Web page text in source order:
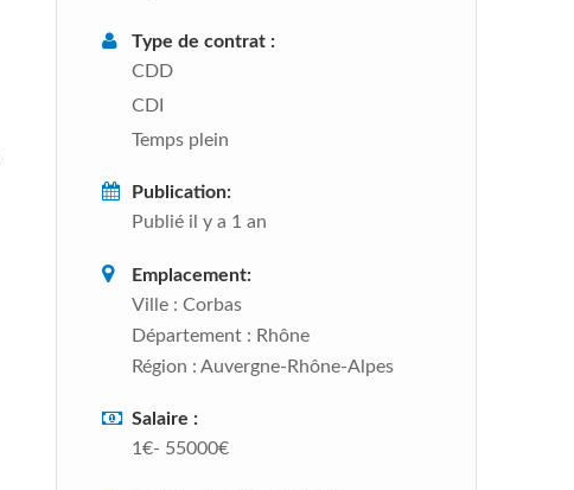
Type de contrat :
CDD
CDI
Temps plein
Publication:
Publié il y a 1 an
Emplacement:
Ville : Corbas
Département : Rhône
Région : Auvergne-Rhône-Alpes
Salaire :
1€- 55000€